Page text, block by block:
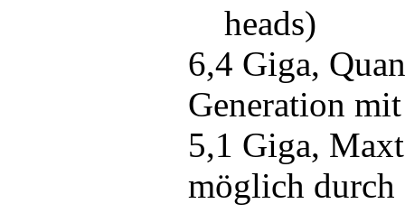
heads)
6,4 Giga,
Generation
5,1 Giga,
möglich